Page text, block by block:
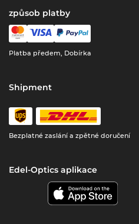
způsob platby
Platba předem, Dobírka
Shipment
Bezplatné zaslání a zpětné doručení
Edel-Optics aplikace